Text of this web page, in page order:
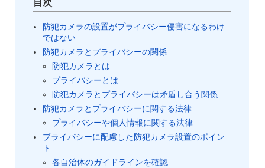
目次
防犯カメラの設置がプライバシー侵害になるわけ
ではない
防犯カメラとプライバシーの関係
防犯カメラとは
プライバシーとは
防犯カメラとプライバシーは矛盾し合う関係
防犯カメラとプライバシーに関する法律
プライバシーや個人情報に関する法律
プライバシーに配慮した防犯カメラ設置のポイン
ト
各自治体のガイドラインを確認